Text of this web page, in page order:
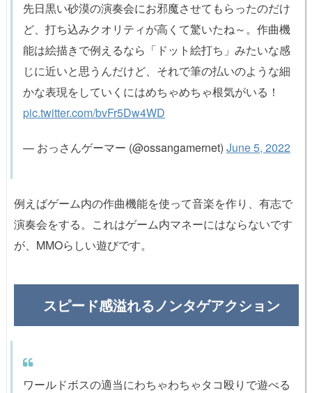
先日黒い砂漠の演奏会にお邪魔させてもらったのだけ
ど、打ち込みクオリティが高くて驚いたね～。作曲機
能は絵描きで例えるなら「ドット絵打ち」みたいな感
じに近いと思うんだけど、それで筆の払いのような細
かな表現をしていくにはめちゃめちゃ根気がいる！
pic.twitter.com/bvFr5Dw4WD
— おっさんゲーマー (@ossangamernet) June 5, 2022
例えばゲーム内の作曲機能を使って音楽を作り、有志で
演奏会をする。これはゲーム内マネーにはならないです
が、MMOらしい遊びです。
スピード感溢れるノンタゲアクション
ワールドボスの適当にわちゃわちゃタコ殴りで遊べる